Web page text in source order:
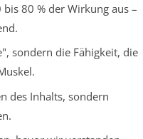
80 % der Wirkung aus –
sondern die Fähigkeit, die
des Inhalts, sondern